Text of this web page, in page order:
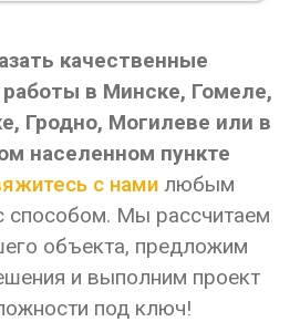
качественные
работы в Минске, Гомеле,
Гродно, Могилеве или в
населенном пункте
с намилюбым
способом. Мы рассчитаем
объекта, предложим
и выполним проект
под ключ!